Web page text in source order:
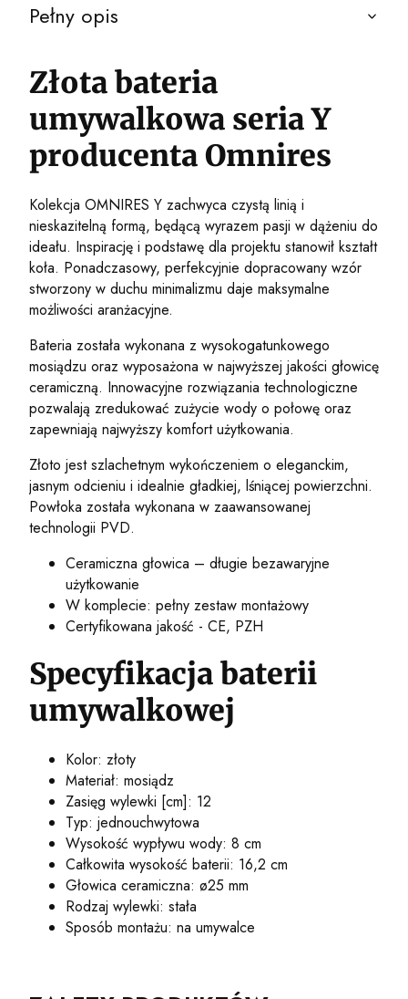
Pełny opis
Złota bateria
umywalkowa seria Y
producenta Omnires
Kolekcja OMNIRES Y zachwyca czystą linią i
nieskazitelną formą, będącą wyrazem pasji w dążeniu do
ideału. Inspirację i podstawę dla projektu stanowił kształt
koła. Ponadczasowy, perfekcyjnie dopracowany wzór
stworzony w duchu minimalizmu daje maksymalne
możliwości aranżacyjne.
Bateria została wykonana z wysokogatunkowego
mosiądzu oraz wyposażona w najwyższej jakości głowicę
ceramiczną. Innowacyjne rozwiązania technologiczne
pozwalają zredukować zużycie wody o połowę oraz
zapewniają najwyższy komfort użytkowania.
Złoto jest szlachetnym wykończeniem o eleganckim,
jasnym odcieniu i idealnie gładkiej, lśniącej powierzchni.
Powłoka została wykonana w zaawansowanej
technologii PVD.
Ceramiczna głowica – długie bezawaryjne
użytkowanie
W komplecie: pełny zestaw montażowy
Certyfikowana jakość - CE, PZH
Specyfikacja baterii
umywalkowej
Kolor: złoty
Materiał: mosiądz
Zasięg wylewki [cm]: 12
Typ: jednouchwytowa
Wysokość wypływu wody: 8 cm
Całkowita wysokość baterii: 16,2 cm
Głowica ceramiczna: ø25 mm
Rodzaj wylewki: stała
Sposób montażu: na umywalce